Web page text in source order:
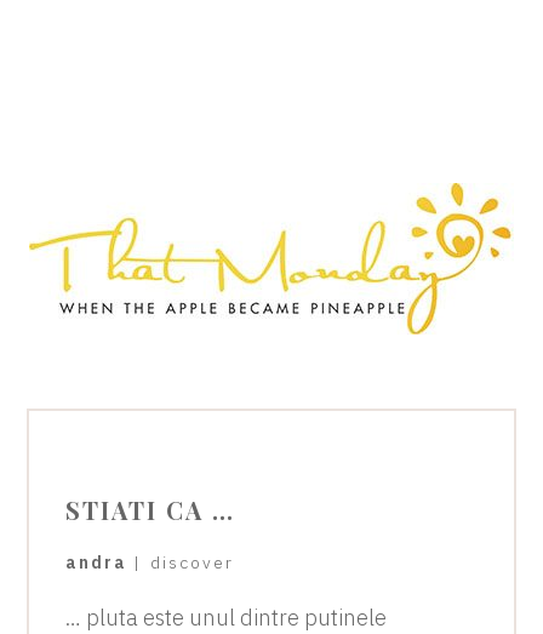
STIATI CA …
andra | discover
… pluta este unul dintre putinele